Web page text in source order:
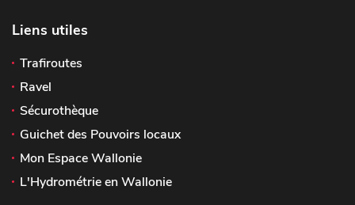
Liens utiles
Trafiroutes
Ravel
Sécurothèque
Guichet des Pouvoirs locaux
Mon Espace Wallonie
L'Hydrométrie en Wallonie